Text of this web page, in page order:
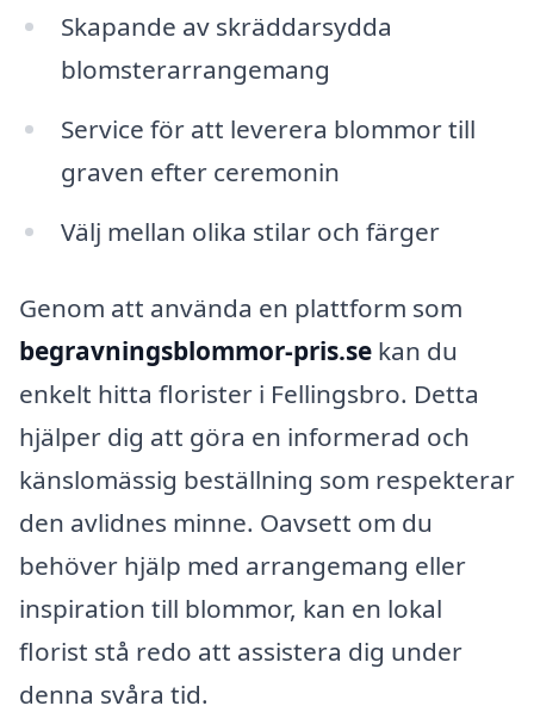
Skapande av skräddarsydda
blomsterarrangemang
Service för att leverera blommor till
graven efter ceremonin
Välj mellan olika stilar och färger
Genom att använda en plattform som
begravningsblommor-pris.se kan du
enkelt hitta florister i Fellingsbro. Detta
hjälper dig att göra en informerad och
känslomässig beställning som respekterar
den avlidnes minne. Oavsett om du
behöver hjälp med arrangemang eller
inspiration till blommor, kan en lokal
florist stå redo att assistera dig under
denna svåra tid.